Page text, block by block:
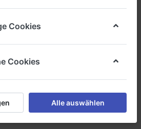
Sortieren
Cookies
Cookies
Alle auswählen